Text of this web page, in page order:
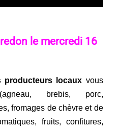
le mercredi 16
producteurs locaux vous
brebis, porc,
fromages de chèvre et de
fruits, confitures,